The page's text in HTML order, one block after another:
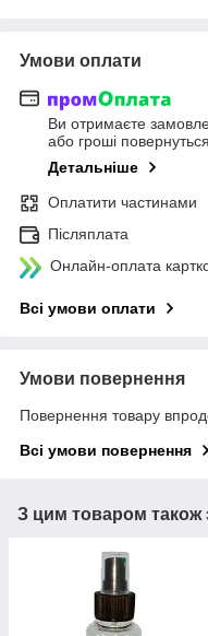
Умови оплати
Ви отримаєте
або гроші
Детальніше
Оплатити частинами
Післяплата
Онлайн-оплата
Всі умови оплати
Умови повернення
Повернення товару
Всі умови повернення
З цим товаром також